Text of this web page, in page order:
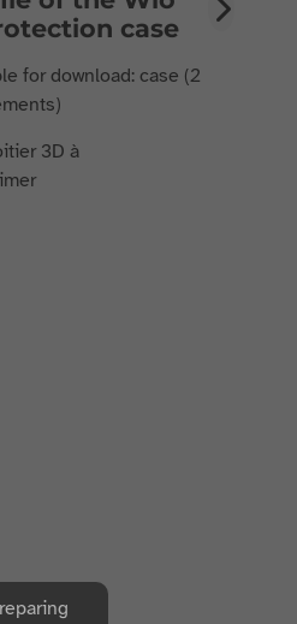
case
for download: case (2